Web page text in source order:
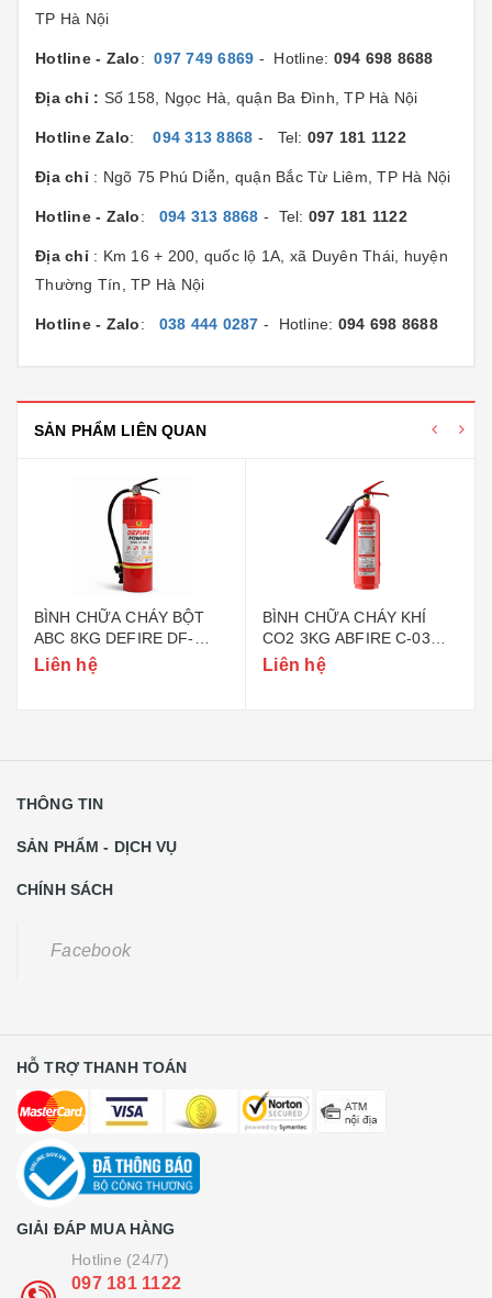
TP Hà Nội
Hotline - Zalo:097 749 6869 - Hotline: 094 698 8688
Địa chỉ : Số 158, Ngọc Hà, quận Ba Đình, TP Hà Nội
Hotline Zalo:094 313 8868 - Tel: 097 181 1122
Địa chỉ : Ngõ 75 Phú Diễn, quận Bắc Từ Liêm, TP Hà Nội
Hotline - Zalo: 094 313 8868 - Tel: 097 181 1122
Địa chỉ : Km 16 + 200, quốc lộ 1A, xã Duyên Thái, huyện
Thường Tín, TP Hà Nội
Hotline - Zalo: 038 444 0287 - Hotline: 094 698 8688
SẢN PHẨM LIÊN QUAN
BÌNH CHỮA CHÁY BỘT
ABC 8KG DEFIRE DF-
ABC8 (BỘ CÔNG AN)
Liên hệ
BÌNH CHỮA CHÁY KHÍ
CO2 3KG ABFIRE C-03
(TEM BỘ CÔNG AN)
Liên hệ
THÔNG TIN
SẢN PHẨM - DỊCH VỤ
CHÍNH SÁCH
Facebook
HỖ TRỢ THANH TOÁN
GIẢI ĐÁP MUA HÀNG
Hotline (24/7)
097 181 1122